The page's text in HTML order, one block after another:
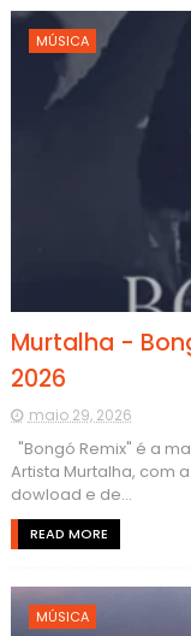
MÚSICA
Murtalha -
2026
maio 29, 2026
"Bongó Remix" é a
Artista Murtalha, com
dowload e de...
READ MORE
MÚSICA